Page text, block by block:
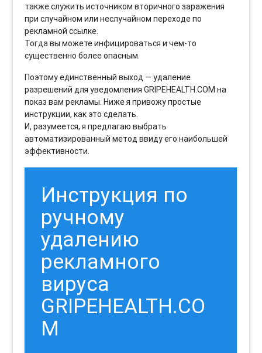
также служить источником вторичного заражения
при случайном или неслучайном переходе по
рекламной ссылке.
Тогда вы можете инфицироваться и чем-то
существенно более опасным.
Поэтому единственный выход — удаление
разрешений для уведомления GRIPEHEALTH.COM на
показ вам рекламы. Ниже я привожу простые
инструкции, как это сделать.
И, разумеется, я предлагаю выбрать
автоматизированный метод ввиду его наибольшей
эффективности.
Инструкция по
ручному
удалению
рекламного
вируса
GRIPEHEALTH.CO
M